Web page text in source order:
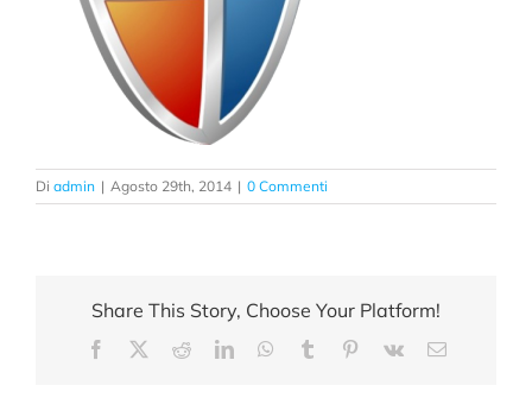
Di admin | Agosto 29th, 2014 | 0 Commenti
Share This Story, Choose Your Platform!
Facebook RedditLinkedInWhatsApp
Tumblr Pinterest
Vk Email